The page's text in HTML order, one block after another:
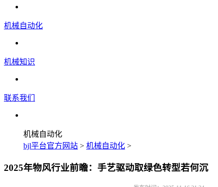
机械自动化
机械知识
联系我们
机械自动化
bjl平台官方网站 > 机械自动化 >
2025年物风行业前瞻：手艺驱动取绿色转型若何沉